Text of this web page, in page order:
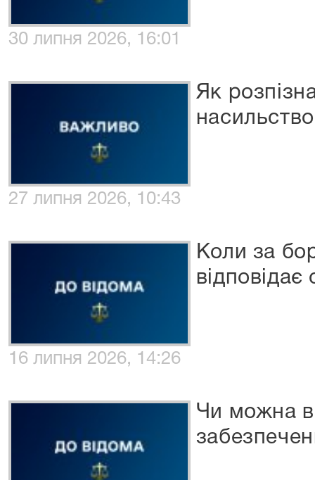
30 липня 2026, 16:01
Як
27 липня 2026, 10:43
Коли за
16 липня 2026, 14:26
Чи можна